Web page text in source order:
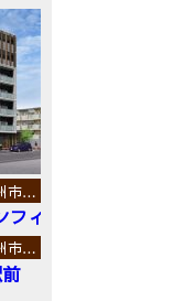
市…
ィニ
市…